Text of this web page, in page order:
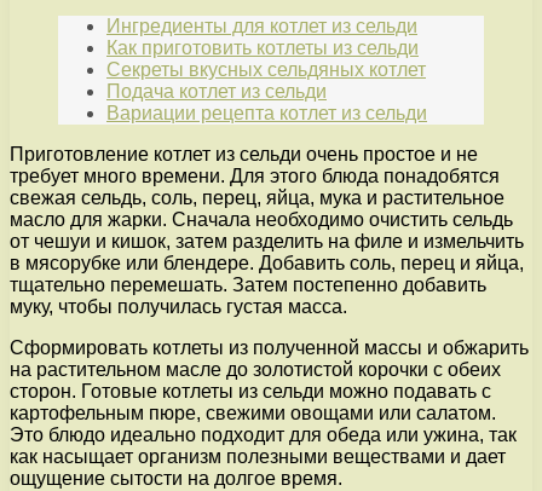
Ингредиенты для котлет из сельди
Как приготовить котлеты из сельди
Секреты вкусных сельдяных котлет
Подача котлет из сельди
Вариации рецепта котлет из сельди
Приготовление котлет из сельди очень простое и не
требует много времени. Для этого блюда понадобятся
свежая сельдь, соль, перец, яйца, мука и растительное
масло для жарки. Сначала необходимо очистить сельдь
от чешуи и кишок, затем разделить на филе и измельчить
в мясорубке или блендере. Добавить соль, перец и яйца,
тщательно перемешать. Затем постепенно добавить
муку, чтобы получилась густая масса.
Сформировать котлеты из полученной массы и обжарить
на растительном масле до золотистой корочки с обеих
сторон. Готовые котлеты из сельди можно подавать с
картофельным пюре, свежими овощами или салатом.
Это блюдо идеально подходит для обеда или ужина, так
как насыщает организм полезными веществами и дает
ощущение сытости на долгое время.